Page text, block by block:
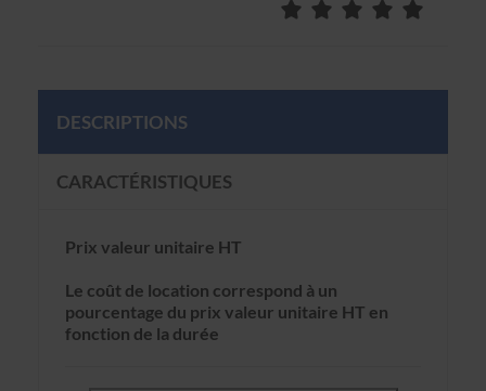
DESCRIPTIONS
CARACTÉRISTIQUES
Prix valeur unitaire HT
Le coût de location correspond à un
pourcentage du prix valeur unitaire HT en
fonction de la durée